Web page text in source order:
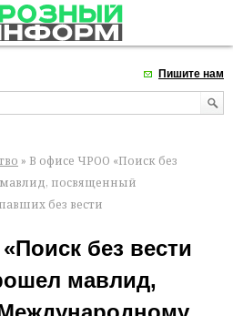
Пишите нам
» В офисе ЧРОО «Поиск без
посвященный
без вести
без вести
мавлид,